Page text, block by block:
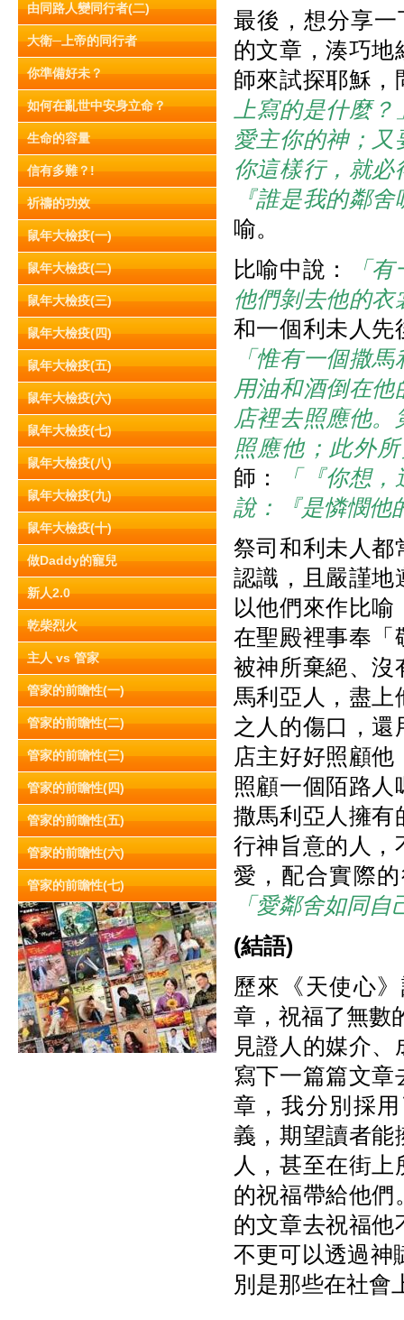
由同路人變同行者(二)
大衛─上帝的同行者
你準備好未？
如何在亂世中安身立命？
生命的容量
信有多難？!
祈禱的功效
鼠年大檢疫(一)
鼠年大檢疫(二)
鼠年大檢疫(三)
鼠年大檢疫(四)
鼠年大檢疫(五)
鼠年大檢疫(六)
鼠年大檢疫(七)
鼠年大檢疫(八)
鼠年大檢疫(九)
鼠年大檢疫(十)
做Daddy的寵兒
新人2.0
乾柴烈火
主人 vs 管家
管家的前瞻性(一)
管家的前瞻性(二)
管家的前瞻性(三)
管家的前瞻性(四)
管家的前瞻性(五)
管家的前瞻性(六)
管家的前瞻性(七)
最後，想分享
的文章，湊巧地
師來試探耶穌，
上寫的是什麼
愛主你的神；又
你這樣行，就
『誰是我的鄰
喻。
比喻中說：
「
他們剝去他的
和一個利未人先
「惟有一個撒
用油和酒倒在
店裡去照應他
照應他；此外
師：
「『你想
說：『是憐憫他
祭司和利未人都
認識，且嚴謹地
以他們來作比
在聖殿裡事奉「
被神所棄絕、沒
馬利亞人，盡上
之人的傷口，
店主好好照顧
照顧一個陌路
撒馬利亞人擁有
行神旨意的人，
愛，配合實際
「愛鄰舍如同自
(結語)
歷來《天使心
章，祝福了無數
見證人的媒介
寫下一篇篇文章
章，我分別採
義，期望讀者能
人，甚至在街
的祝福帶給他們
的文章去祝福他
不更可以透過神
別是那些在社會